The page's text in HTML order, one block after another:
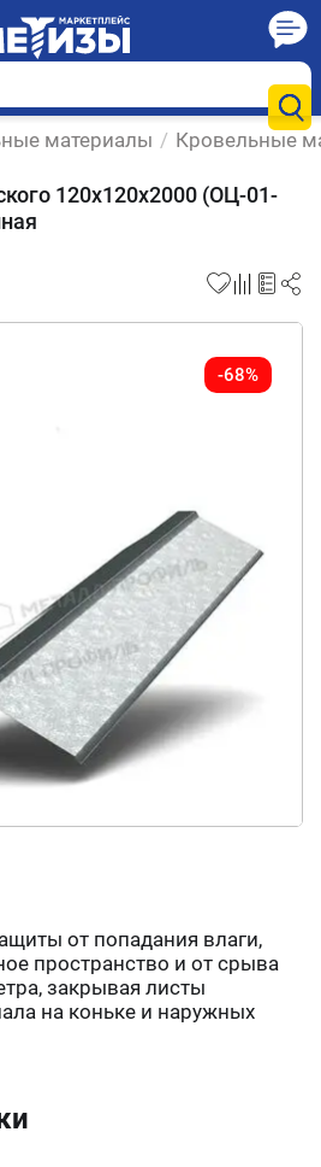
материалы / Кровельные
120х120х2000 (ОЦ-01-
-68%
от попадания влаги,
пространство и от срыва
закрывая листы
на коньке и наружных